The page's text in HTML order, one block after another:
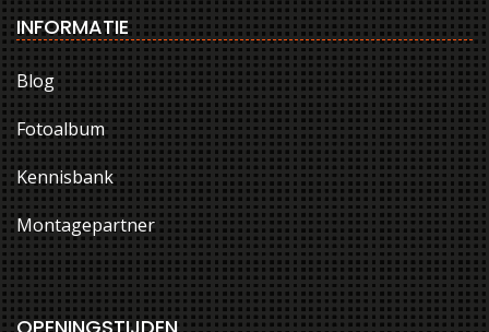
INFORMATIE
Blog
Fotoalbum
Kennisbank
Montagepartner